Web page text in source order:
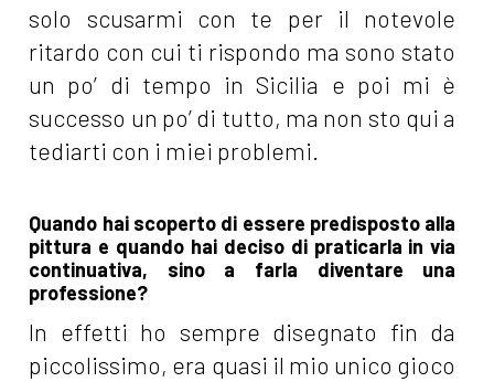
solo scusarmi con te per il notevole
ritardo con cui ti rispondo ma sono stato
un po’ di tempo in Sicilia e poi mi è
successo un po’ di tutto, ma non sto qui a
tediarti con i miei problemi.
Quando hai scoperto di essere predisposto alla
pittura e quando hai deciso di praticarla in via
continuativa, sino a farla diventare una
professione?
In effetti ho sempre disegnato fin da
piccolissimo, era quasi il mio unico gioco